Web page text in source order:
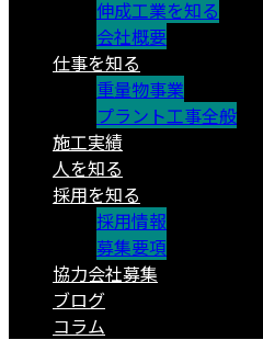
伸成工業を知る
会社概要
仕事を知る
重量物事業
プラント工事全般
施工実績
人を知る
採用を知る
採用情報
募集要項
協力会社募集
ブログ
コラム